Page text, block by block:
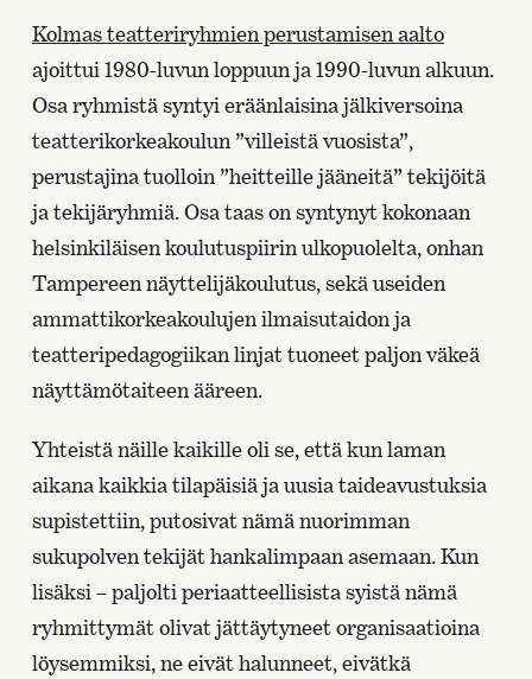
Kolmas teatteriryhmien perustamisen aalto
ajoittui 1980-luvun loppuun ja 1990-luvun alkuun.
Osa ryhmistä syntyi eräänlaisina jälkiversoina
teatterikorkeakoulun ”villeistä vuosista”,
perustajina tuolloin ”heitteille jääneitä” tekijöitä
ja tekijäryhmiä. Osa taas on syntynyt kokonaan
helsinkiläisen koulutuspiirin ulkopuolelta, onhan
Tampereen näyttelijäkoulutus, sekä useiden
ammattikorkeakoulujen ilmaisutaidon ja
teatteripedagogiikan linjat tuoneet paljon väkeä
näyttämötaiteen ääreen.
Yhteistä näille kaikille oli se, että kun laman
aikana kaikkia tilapäisiä ja uusia taideavustuksia
supistettiin, putosivat nämä nuorimman
sukupolven tekijät hankalimpaan asemaan. Kun
lisäksi – paljolti periaatteellisista syistä nämä
ryhmittymät olivat jättäytyneet organisaatioina
löysemmiksi, ne eivät halunneet, eivätkä